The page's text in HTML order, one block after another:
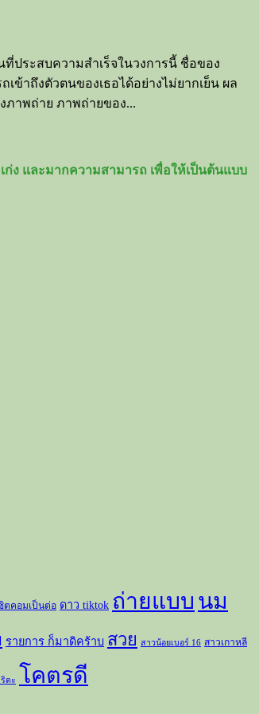
ที่ประสบความสำเร็จในวงการนี้ ชื่อของ
ข้าถึงตัวตนของเธอได้อย่างไม่ยากเย็น ผล
ภาพถ่าย ภาพถ่ายของ...
ก่ง และมากความสามารถ เพื่อให้เป็นต้นแบบ
ตคอมเป็นต่อ ดาว tiktok ถ่ายแบบ นม
รายการ ก็มาดิคร้าบ สวย สาวน้อยเบอร์ 16 สาวเกาหลี
ตะ โคตรดี